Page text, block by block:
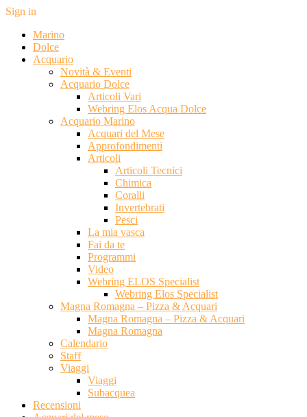
Sign in
Marino
Dolce
Acquario
Novità & Eventi
Acquario Dolce
Articoli Vari
Webring Elos Acqua Dolce
Acquario Marino
Acquari del Mese
Approfondimenti
Articoli
Articoli Tecnici
Chimica
Coralli
Invertebrati
Pesci
La mia vasca
Fai da te
Programmi
Video
Webring ELOS Specialist
Webring Elos Specialist
Magna Romagna – Pizza & Acquari
Magna Romagna – Pizza & Acquari
Magna Romagna
Calendario
Staff
Viaggi
Viaggi
Subacquea
Recensioni